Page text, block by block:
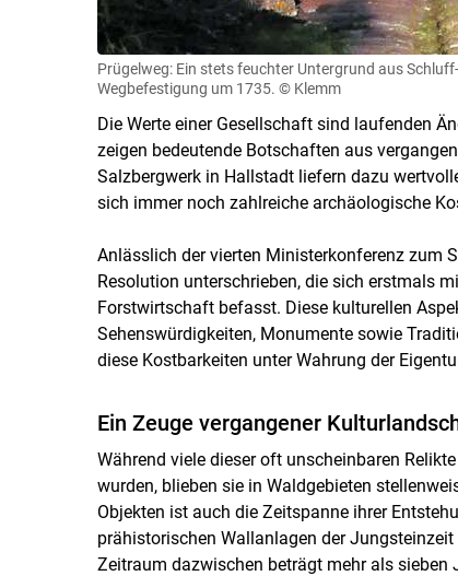
Prügelweg: Ein stets feuchter Untergrund aus
Wegbefestigung um 1735. © Klemm
Die Werte einer Gesellschaft sind laufenden
zeigen bedeutende Botschaften aus
Salzbergwerk in Hallstadt liefern dazu
sich immer noch zahlreiche archäologische
Anlässlich der vierten Ministerkonferenz zum
Resolution unterschrieben, die sich erstmals
Forstwirtschaft befasst. Diese kulturellen
Sehenswürdigkeiten, Monumente sowie
diese Kostbarkeiten unter Wahrung der
Ein Zeuge vergangener
Während viele dieser oft unscheinbaren
wurden, blieben sie in Waldgebieten
Objekten ist auch die Zeitspanne ihrer
prähistorischen Wallanlagen der
Zeitraum dazwischen beträgt mehr als sieben